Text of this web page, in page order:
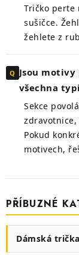
Tričko perte
sušičce.
žehlete z
Jsou
všechna
Sekce
Pokud
motivech,
PŘÍBUZNÉ
Dámská